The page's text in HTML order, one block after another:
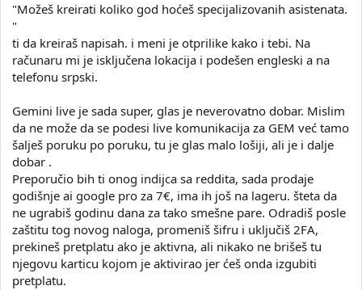
"Možeš kreirati koliko god hoćeš specijalizovanih asistenata.
"
ti da kreiraš napisah. i meni je otprilike kako i tebi. Na
računaru mi je isključena lokacija i podešen engleski a na
telefonu srpski.
Gemini live je sada super, glas je neverovatno dobar. Mislim
da ne može da se podesi live komunikacija za GEM već tamo
šalješ poruku po poruku, tu je glas malo lošiji, ali je i dalje
dobar .
Preporučio bih ti onog indijca sa reddita, sada prodaje
godišnje ai google pro za 7€, ima ih još na lageru. šteta da
ne ugrabiš godinu dana za tako smešne pare. Odradiš posle
zaštitu tog novog naloga, promeniš šifru i uključiš 2FA,
prekineš pretplatu ako je aktivna, ali nikako ne brišeš tu
njegovu karticu kojom je aktivirao jer ćeš onda izgubiti
pretplatu.